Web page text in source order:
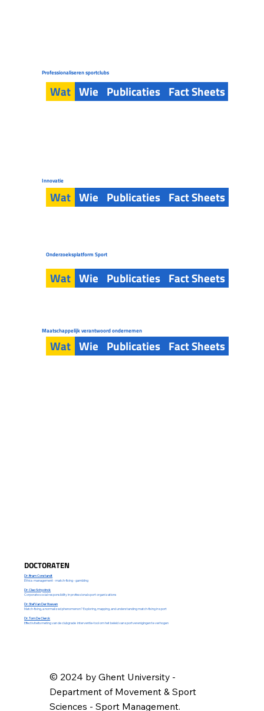
Professionaliseren sportclubs
Wat Wie Publicaties Fact Sheets
Innovatie
Wat Wie Publicaties Fact Sheets
Onderzoeksplatform Sport
Wat Wie Publicaties Fact Sheets
Maatschappelijk verantwoord ondernemen
Wat Wie Publicaties Fact Sheets
DOCTORATEN
Dr. Bram Constandt
Ethics management - match-fixing - gambling
Dr. Cleo Schyvinck
Corporate social responsibility in professional sport organizations
Dr. Stef Van Der Hoeven
Match-fixing, a normalized phenomenon? Exploring, mapping, and understanding match-fixing in sport
Dr. Tom De Clerck
Effectiviteitsmeting van de clubgrade interventie-tool om het beleid van sportverenigingen te verhogen
© 2024 by Ghent University -
Department of Movement & Sport
Sciences - Sport Management.